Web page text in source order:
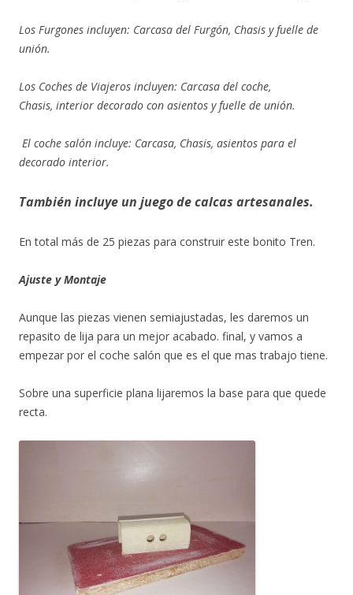
Los Furgones incluyen: Carcasa del Furgón, Chasis y fuelle de
unión.
Los Coches de Viajeros incluyen: Carcasa del coche,
Chasis, interior decorado con asientos y fuelle de unión.
El coche salón incluye: Carcasa, Chasis, asientos para el
decorado interior.
También incluye un juego de calcas artesanales.
En total más de 25 piezas para construir este bonito Tren.
Ajuste y Montaje
Aunque las piezas vienen semiajustadas, les daremos un
repasito de lija para un mejor acabado. final, y vamos a
empezar por el coche salón que es el que mas trabajo tiene.
Sobre una superficie plana lijaremos la base para que quede
recta.